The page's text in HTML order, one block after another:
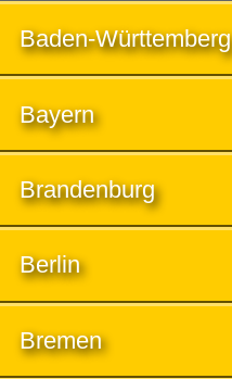
Baden-Württemberg
Bayern
Brandenburg
Berlin
Bremen